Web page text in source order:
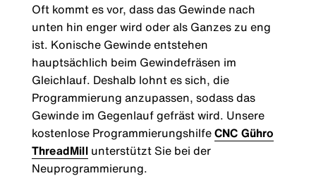
Oft kommt es vor, dass das Gewinde nach
unten hin enger wird oder als Ganzes zu eng
ist. Konische Gewinde entstehen
hauptsächlich beim Gewindefräsen im
Gleichlauf. Deshalb lohnt es sich, die
Programmierung anzupassen, sodass das
Gewinde im Gegenlauf gefräst wird. Unsere
kostenlose ProgrammierungshilfeCNC Gühro
ThreadMillunterstützt Sie bei der
Neuprogrammierung.